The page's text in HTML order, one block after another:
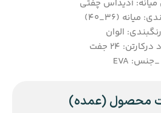
میانه: آدیداس چفتی
میانه (36_40)
الوان
24 جفت
_جنس: EVA
محصول (عمده)